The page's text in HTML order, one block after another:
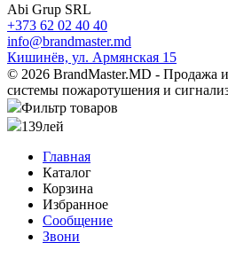
Abi Grup SRL
+373 62 02 40 40
info@brandmaster.md
Кишинёв, ул. Армянская 15
© 2026 BrandMaster.MD - Продажа
системы пожаротушения и
Фильтр товаров
139лей
Главная
Каталог
Корзина
Избранное
Сообщение
Звони